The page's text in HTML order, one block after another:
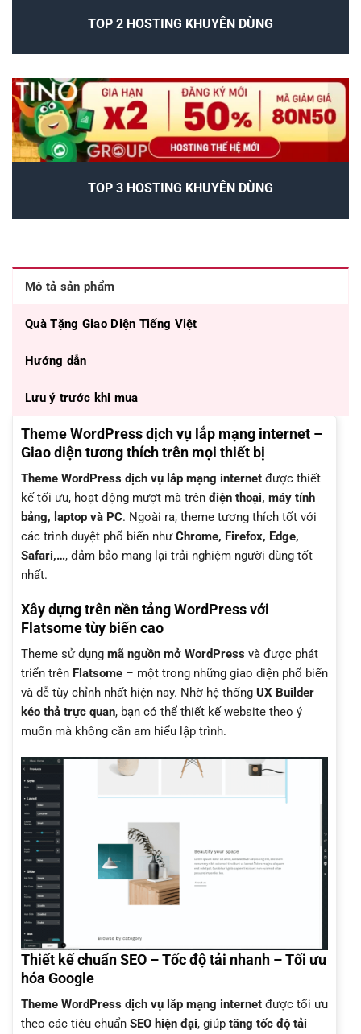
TOP 2 HOSTING KHUYÊN DÙNG
TOP 3 HOSTING KHUYÊN DÙNG
Mô tả sản phẩm
Quà Tặng Giao Diện Tiếng Việt
Hướng dẫn
Lưu ý trước khi mua
Theme WordPress dịch vụ lắp mạng internet –
Giao diện tương thích trên mọi thiết bị
Theme WordPress dịch vụ lắp mạng internet được thiết
kế tối ưu, hoạt động mượt mà trên điện thoại, máy tính
bảng, laptop và PC. Ngoài ra, theme tương thích tốt với
các trình duyệt phổ biến nhưChrome, Firefox, Edge,
Safari,…, đảm bảo mang lại trải nghiệm người dùng tốt
nhất.
Xây dựng trên nền tảng WordPress với
Flatsome tùy biến cao
Theme sử dụng mã nguồn mở WordPress và được phát
triển trên Flatsome – một trong những giao diện phổ biến
và dễ tùy chỉnh nhất hiện nay. Nhờ hệ thống UX Builder
kéo thả trực quan, bạn có thể thiết kế website theo ý
muốn mà không cần am hiểu lập trình.
Thiết kế chuẩn SEO – Tốc độ tải nhanh – Tối ưu
hóa Google
Theme WordPress dịch vụ lắp mạng internet được tối ưu
theo các tiêu chuẩn SEO hiện đại, giúp tăng tốc độ tải